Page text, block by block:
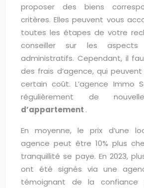
proposer des biens
critères. Elles peuvent vous
toutes les étapes de votre
conseiller sur les aspects
administratifs. Cependant, il
des frais d’agence, qui
certain coût. L’agence Immo
régulièrement de
d’appartement .
En moyenne, le prix d’une
agence peut être 10% plus
tranquillité se paye. En 2023,
ont été signés via une
témoignant de la confiance